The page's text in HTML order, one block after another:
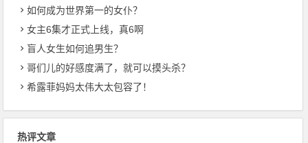
如何成为世界第一的女仆？
女主6集才正式上线，真6啊
盲人女生如何追男生？
哥们儿的好感度满了，就可以摸头杀？
希露菲妈妈太伟大太包容了！
热评文章